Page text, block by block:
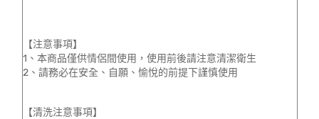
【注意事項】
1、本商品僅供情侶間使用，使用前後請注意清潔衛生
2、請務必在安全、自願、愉悅的前提下謹慎使用
【清洗注意事項】